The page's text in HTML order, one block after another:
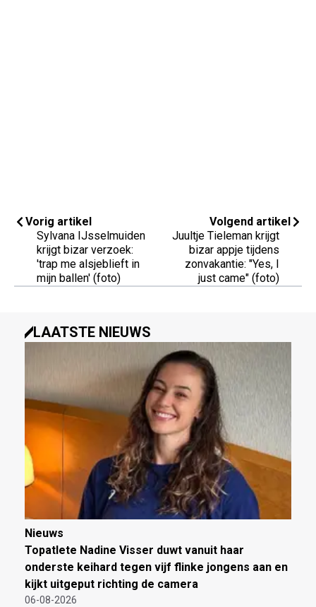
Vorig artikel
Sylvana IJsselmuiden
krijgt bizar verzoek:
'trap me alsjeblieft in
mijn ballen' (foto)
Volgend artikel
Juultje Tieleman krijgt
bizar appje tijdens
zonvakantie: "Yes, I
just came" (foto)
LAATSTE NIEUWS
Nieuws
Topatlete Nadine Visser duwt vanuit haar
onderste keihard tegen vijf flinke jongens aan en
kijkt uitgeput richting de camera
06-08-2026